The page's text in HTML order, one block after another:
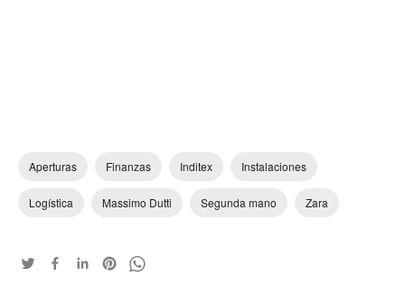
Aperturas Finanzas Inditex Instalaciones
Logística Massimo Dutti Segunda mano Zara